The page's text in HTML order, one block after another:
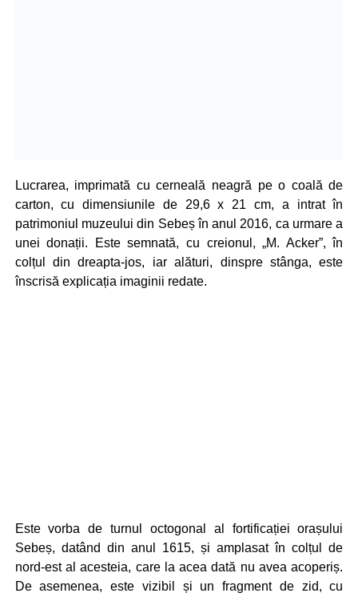
Lucrarea, imprimată cu cerneală neagră pe o coală de
carton, cu dimensiunile de 29,6 x 21 cm, a intrat în
patrimoniul muzeului din Sebeș în anul 2016, ca urmare a
unei donații. Este semnată, cu creionul, „M. Acker”, în
colțul din dreapta-jos, iar alături, dinspre stânga, este
înscrisă explicația imaginii redate.
Este vorba de turnul octogonal al fortificației orașului
Sebeș, datând din anul 1615, și amplasat în colțul de
nord-est al acesteia, care la acea dată nu avea acoperiș.
De asemenea, este vizibil și un fragment de zid, cu